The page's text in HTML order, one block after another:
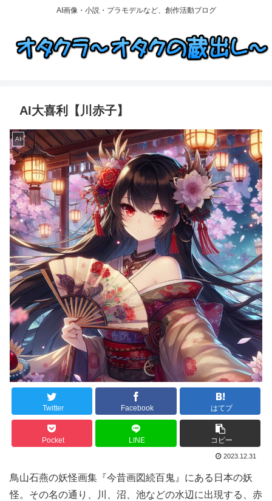
AI画像・小説・プラモデルなど、創作活動ブログ
AI大喜利【川赤子】
AI
Twitter Facebook はてブ
Pocket LINE コピー
2023.12.31
鳥山石燕の妖怪画集『今昔画図続百鬼』にある日本の妖
怪。その名の通り、川、沼、池などの水辺に出現する、赤